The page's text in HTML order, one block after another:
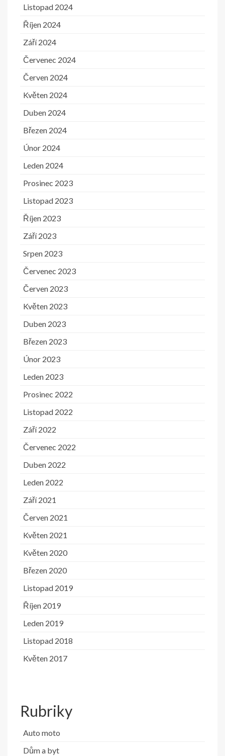
Listopad 2024
Říjen 2024
Září 2024
Červenec 2024
Červen 2024
Květen 2024
Duben 2024
Březen 2024
Únor 2024
Leden 2024
Prosinec 2023
Listopad 2023
Říjen 2023
Září 2023
Srpen 2023
Červenec 2023
Červen 2023
Květen 2023
Duben 2023
Březen 2023
Únor 2023
Leden 2023
Prosinec 2022
Listopad 2022
Září 2022
Červenec 2022
Duben 2022
Leden 2022
Září 2021
Červen 2021
Květen 2021
Květen 2020
Březen 2020
Listopad 2019
Říjen 2019
Leden 2019
Listopad 2018
Květen 2017
Rubriky
Auto moto
Dům a byt